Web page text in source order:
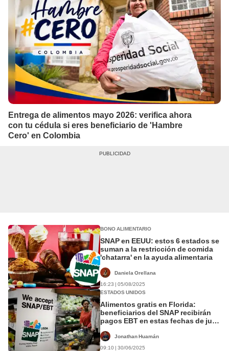
Entrega de alimentos mayo 2026: verifica ahora
con tu cédula si eres beneficiario de 'Hambre
Cero' en Colombia
BONO ALIMENTARIO
SNAP en EEUU: estos 6 estados se
suman a la restricción de comida
'chatarra' en la ayuda alimentaria
Daniela Orellana
16:23 | 05/08/2025
ESTADOS UNIDOS
Alimentos gratis en Florida:
beneficiarios del SNAP recibirán
pagos EBT en estas fechas de julio
Jonathan Huamán
09:10 | 30/06/2025